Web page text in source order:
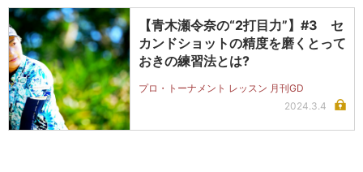
【青木瀬令奈の“2打目力”】#3 セ
カンドショットの精度を磨くとって
おきの練習法とは?
プロ・トーナメント レッスン 月刊GD
2024.3.4